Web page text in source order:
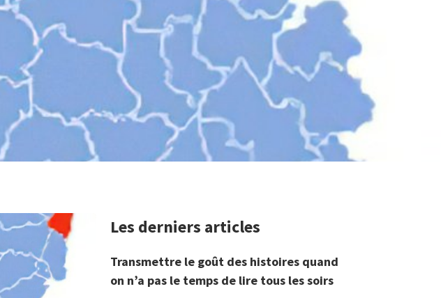
Les derniers articles
Transmettre le goût des histoires quand
on n’a pas le temps de lire tous les soirs